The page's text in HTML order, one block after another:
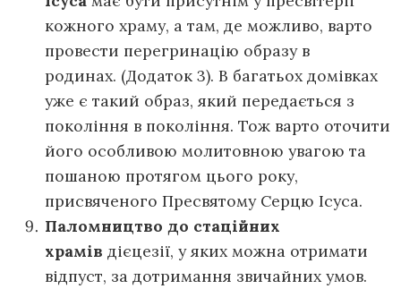
кожного храму, а там, де можливо, варто
провести перегринацію образу в
родинах. (Додаток 3). В багатьох домівках
уже є такий образ, який передається з
покоління в покоління. Тож варто оточити
його особливою молитовною увагою та
пошаною протягом цього року,
присвяченого Пресвятому Серцю Ісуса.
Паломництво до стаційних
храмів дієцезії, у яких можна отримати
відпуст, за дотримання звичайних умов.